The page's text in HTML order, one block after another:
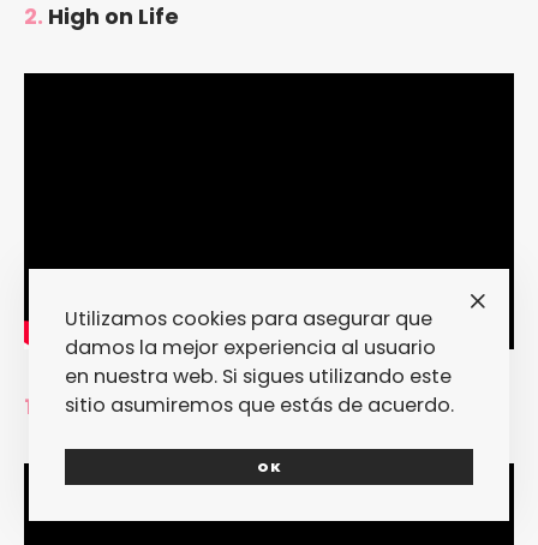
2. High on Life
1. Hoghwarts Legacy
Utilizamos cookies para asegurar que
damos la mejor experiencia al usuario
en nuestra web. Si sigues utilizando este
sitio asumiremos que estás de acuerdo.
OK